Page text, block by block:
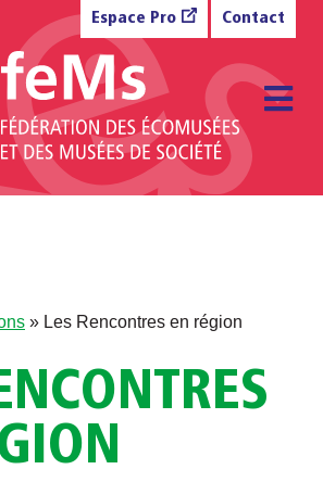
Espace Pro Contact
» Les Rencontres en région